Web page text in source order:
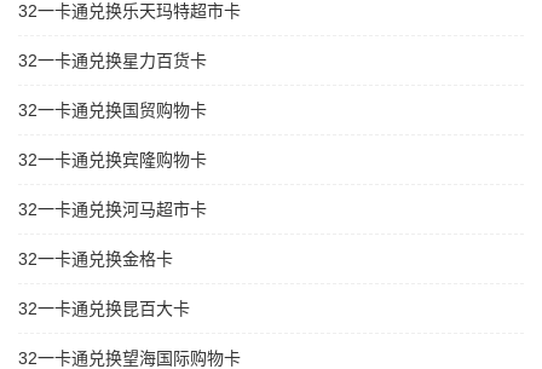
32一卡通兑换乐天玛特超市卡
32一卡通兑换星力百货卡
32一卡通兑换国贸购物卡
32一卡通兑换宾隆购物卡
32一卡通兑换河马超市卡
32一卡通兑换金格卡
32一卡通兑换昆百大卡
32一卡通兑换望海国际购物卡